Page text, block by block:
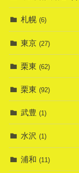
札幌 (6)
東京 (27)
栗東 (62)
栗東 (92)
武豊 (1)
水沢 (1)
浦和 (11)